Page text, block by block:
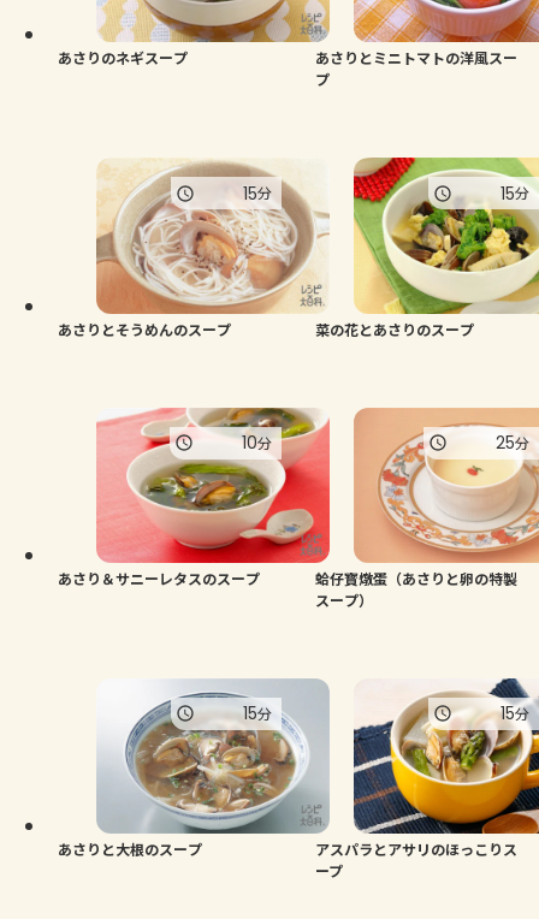
あさりのネギスープ
あさりとミニトマトの洋風スー
プ
あさりとそうめんのスープ
15分
菜の花とあさりのスープ
15分
あさり＆サニーレタスのスープ
10分
蛤仔寳燉蛋（あさりと卵の特製
スープ）
25分
あさりと大根のスープ
15分
アスパラとアサリのほっこりス
ープ
15分